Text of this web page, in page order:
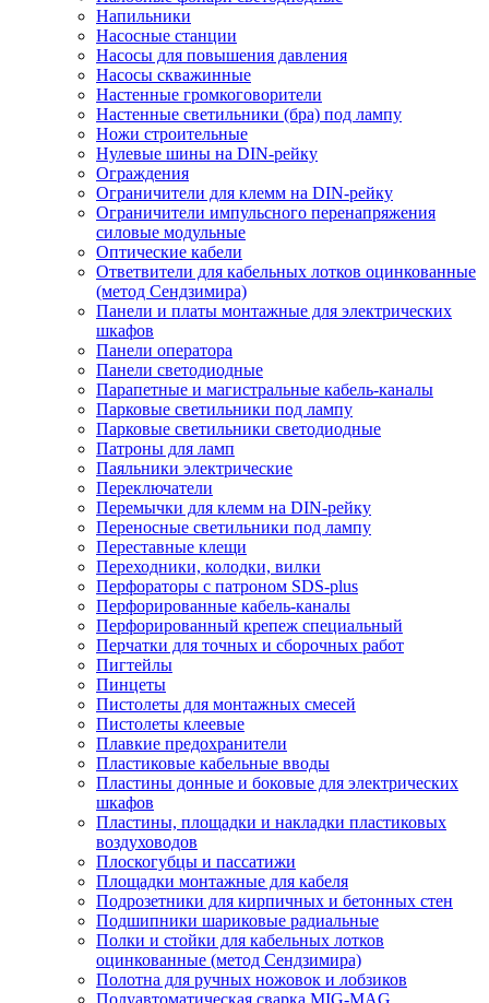
Напильники
Насосные станции
Насосы для повышения давления
Насосы скважинные
Настенные громкоговорители
Настенные светильники (бра) под лампу
Ножи строительные
Нулевые шины на DIN-рейку
Ограждения
Ограничители для клемм на DIN-рейку
Ограничители импульсного перенапряжения
силовые модульные
Оптические кабели
Ответвители для кабельных лотков оцинкованные
(метод Сендзимира)
Панели и платы монтажные для электрических
шкафов
Панели оператора
Панели светодиодные
Парапетные и магистральные кабель-каналы
Парковые светильники под лампу
Парковые светильники светодиодные
Патроны для ламп
Паяльники электрические
Переключатели
Перемычки для клемм на DIN-рейку
Переносные светильники под лампу
Переставные клещи
Переходники, колодки, вилки
Перфораторы с патроном SDS-plus
Перфорированные кабель-каналы
Перфорированный крепеж специальный
Перчатки для точных и сборочных работ
Пигтейлы
Пинцеты
Пистолеты для монтажных смесей
Пистолеты клеевые
Плавкие предохранители
Пластиковые кабельные вводы
Пластины донные и боковые для электрических
шкафов
Пластины, площадки и накладки пластиковых
воздуховодов
Плоскогубцы и пассатижи
Площадки монтажные для кабеля
Подрозетники для кирпичных и бетонных стен
Подшипники шариковые радиальные
Полки и стойки для кабельных лотков
оцинкованные (метод Сендзимира)
Полотна для ручных ножовок и лобзиков
Полуавтоматическая сварка MIG-MAG